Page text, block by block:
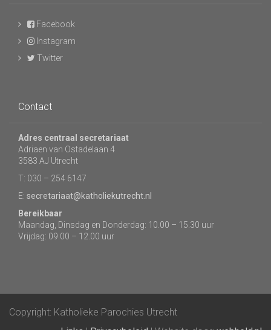
Facebook
Instagram
Twitter
Contact
Adres centraal secretariaat
Adriaen van Ostadelaan 4
3583 AJ Utrecht
T: 030 – 254 6147
E: secretariaat@katholiekutrecht.nl
Bereikbaar
Maandag, Dinsdag en Donderdag: 10.00 – 15.30 uur
Vrijdag: 09.00 – 12.00 uur
Copyright: Katholieke Parochies Utrecht